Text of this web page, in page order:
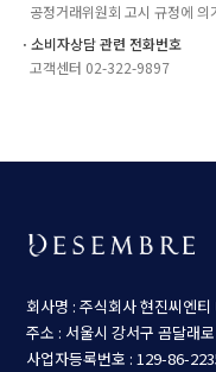
공정거래위원회 고시 규정에 의
ㆍ소비자상담 관련 전화번호
고객센터 02-322-9897
회사명 : 주식회사 현진씨엔티
주소 : 서울시 강서구 곰달래
사업자등록번호 : 129-86-